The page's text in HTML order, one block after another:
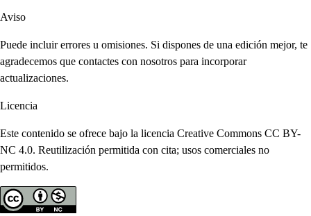
Aviso
Puede incluir errores u omisiones. Si dispones de una edición mejor, te
agradecemos que contactes con nosotros para incorporar
actualizaciones.
Licencia
Este contenido se ofrece bajo la licencia Creative Commons CC BY-
NC 4.0. Reutilización permitida con cita; usos comerciales no
permitidos.